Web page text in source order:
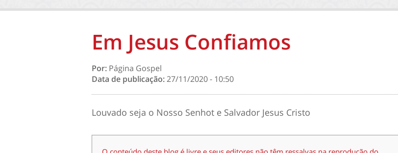
Em Jesus Confiamos
Por: Página Gospel
Data de publicação:27/11/2020 - 10:50
Louvado seja o Nosso Senhot e Salvador Jesus Cristo